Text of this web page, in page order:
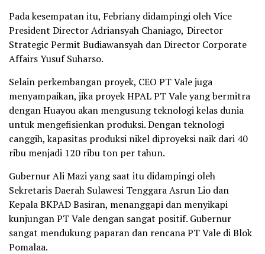
Pada kesempatan itu, Febriany didampingi oleh Vice
President Director Adriansyah Chaniago, Director
Strategic Permit Budiawansyah dan Director Corporate
Affairs Yusuf Suharso.
Selain perkembangan proyek, CEO PT Vale juga
menyampaikan, jika proyek HPAL PT Vale yang bermitra
dengan Huayou akan mengusung teknologi kelas dunia
untuk mengefisienkan produksi. Dengan teknologi
canggih, kapasitas produksi nikel diproyeksi naik dari 40
ribu menjadi 120 ribu ton per tahun.
Gubernur Ali Mazi yang saat itu didampingi oleh
Sekretaris Daerah Sulawesi Tenggara Asrun Lio dan
Kepala BKPAD Basiran, menanggapi dan menyikapi
kunjungan PT Vale dengan sangat positif. Gubernur
sangat mendukung paparan dan rencana PT Vale di Blok
Pomalaa.